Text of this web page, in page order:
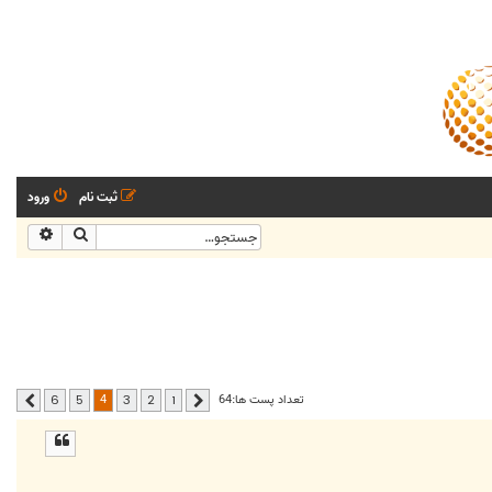
ورود
ثبت نام
جستجو
تعداد پست ها:64 قبلی 1
2
3
4
5
6 بعدی